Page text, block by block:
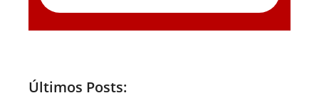
Últimos Posts: